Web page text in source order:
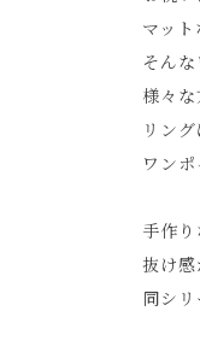
マッ
そん
様々
リン
ワン
手作
抜け
同シ